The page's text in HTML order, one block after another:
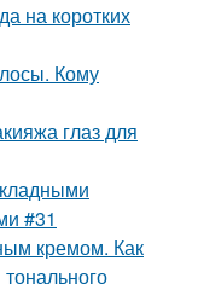
на коротких
Кому
глаз для
#31
кремом. Как